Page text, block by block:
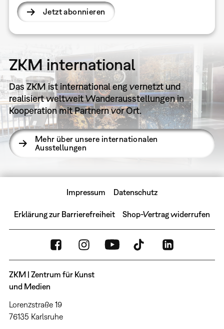
Jetzt abonnieren
ZKM international
Das ZKM ist international eng vernetzt und
realisiert weltweit Wanderausstellungen in
Kooperation mit Partnern vor Ort.
Mehr über unsere internationalen
Ausstellungen
Impressum Datenschutz
Erklärung zur Barrierefreiheit Shop-Vertrag widerrufen
ZKM | Zentrum für Kunst
und Medien
Lorenzstraße 19
76135 Karlsruhe